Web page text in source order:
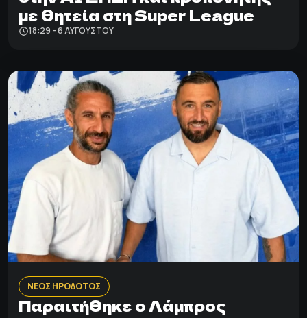
με θητεία στη Super League
18:29 - 6 ΑΥΓΟΎΣΤΟΥ
ΝΕΟΣ ΗΡΟΔΟΤΟΣ
Παραιτήθηκε ο Λάμπρος